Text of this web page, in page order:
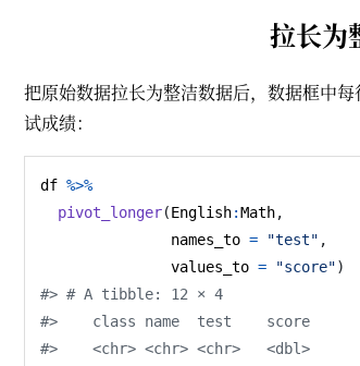
拉长为
把原始数据拉长为整洁数据后，数据框中
试成绩：
df %>%
pivot_longer(English:Math,
               names_to
= "test" ,
               values_to
= "score")
#> # A tibble: 12 × 4
#>    class name  test    score
#>    <chr> <chr> <chr>   <dbl>